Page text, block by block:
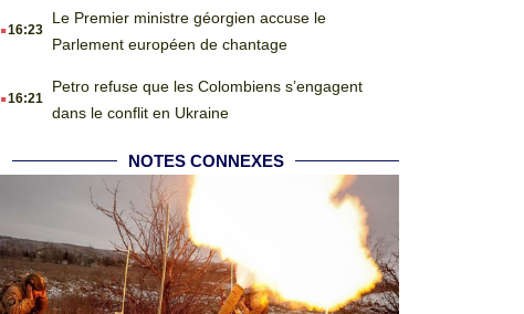
.16:23
Le Premier ministre géorgien accuse le
Parlement européen de chantage
.16:21
Petro refuse que les Colombiens s’engagent
dans le conflit en Ukraine
NOTES CONNEXES